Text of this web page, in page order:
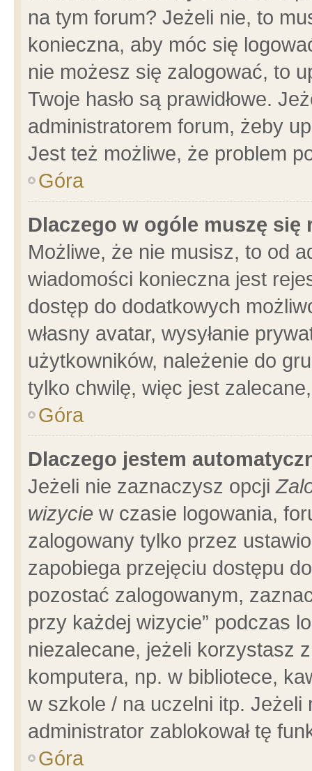
na tym forum? Jeżeli nie, to
konieczna, aby móc się
nie możesz się zalogować, to
Twoje hasło są prawidłowe.
administratorem forum, żeby
Jest też możliwe, że problem
Góra
Dlaczego w ogóle muszę się
Możliwe, że nie musisz, to od
wiadomości konieczna jest
dostęp do dodatkowych
własny avatar, wysyłanie
użytkowników, należenie do
tylko chwilę, więc jest
Góra
Dlaczego jestem
Jeżeli nie zaznaczysz opcji
wizycie w czasie logowania,
zalogowany tylko przez
zapobiega przejęciu dostępu
pozostać zalogowanym,
przy każdej wizycie” podczas
niezalecane, jeżeli korzystasz
komputera, np. w bibliotece,
w szkole / na uczelni itp.
administrator zablokował tę
Góra